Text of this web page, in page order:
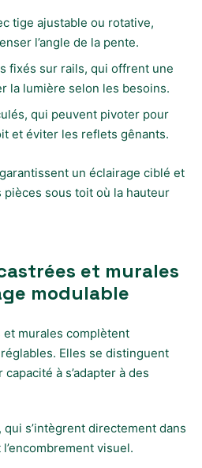
tige ajustable ou rotative,
l’angle de la pente.
fixés sur rails, qui offrent une
la lumière selon les besoins.
qui peuvent pivoter pour
et éviter les reflets gênants.
un éclairage ciblé et
sous toit où la hauteur
et murales
modulable
murales complètent
Elles se distinguent
à s’adapter à des
s’intègrent directement dans
visuel.